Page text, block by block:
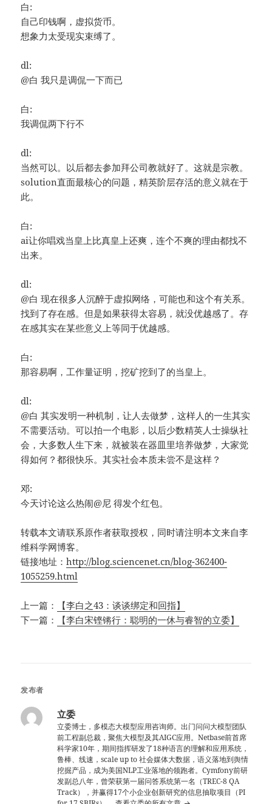
白:
自己印钱啊，虚拟货币。
想象力太受现实束缚了。
dl:
@白 我只是调侃一下而已
白:
我调侃两下行不
dl:
当然可以。以后都去参加拜公司教就好了。这就是宗教。
solution直面最核心的问题，精英阶层存活的意义就在于
此。
白:
ai让你唱戏当皇上比真皇上还爽，连个不爽的理由都找不
出来。
dl:
@白 现在很多人沉醉于虚拟网络，可能也和这个有关系。
找到了存在感。但是如果获得太容易，就没优越感了。存
在感其实在某些意义上等同于优越感。
白:
那容易啊，工作量证明，挖矿挖到了的当皇上。
dl:
@白 其实发明一种机制，让人去做梦，这样人的一生其实
不需要活动。可以拍一个电影，以后少数精英人士操纵社
会，大多数人生下来，就被装在器皿里培养做梦，大家觉
得如何？都很快乐。其实社会本质未尝不是这样？
邓:
今天讨论这么热闹@尼 得发个红包。
转载本文请联系原作者获取授权，同时请注明本文来自李
维科学网博客。
链接地址：http://blog.sciencenet.cn/blog-362400-
1055259.html
上一篇：
【李白之43：谈谈绑定和回指】
下一篇：
【李白宋铿锵行：聪明的一休与睿智的立委】
发布者
立委
立委博士，多模态大模型应用咨询师。出门问问大模型团队
前工程副总裁，聚焦大模型及其AIGC应用。Netbase前首席
科学家10年，期间指挥研发了18种语言的理解和应用系统，
鲁棒、线速，scale up to 社会媒体大数据，语义落地到舆情
挖掘产品，成为美国NLP工业落地的领跑者。Cymfony前研
发副总八年，曾荣获第一届问答系统第一名（TREC-8 QA
Track），并赢得17个小企业创新研究的信息抽取项目（PI